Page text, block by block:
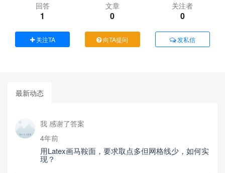
回答
1
文章
0
关注者
0
关注TA 向TA提问 发私信
最新动态
我 感谢了答案
4年前
用Latex画马鞍面，要求取点多但网格线少，如何实
现？